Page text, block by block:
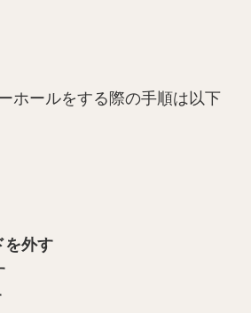
ホールをする際の手順は以下
を外す